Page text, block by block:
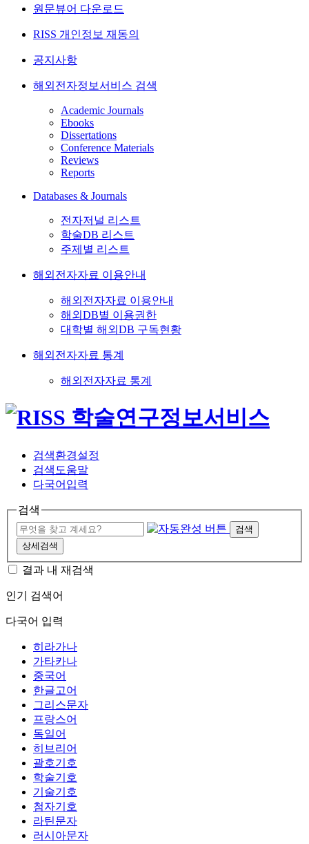
원문뷰어 다운로드
RISS 개인정보 재동의
공지사항
해외전자정보서비스 검색
Academic Journals
Ebooks
Dissertations
Conference Materials
Reviews
Reports
Databases & Journals
전자저널 리스트
학술DB 리스트
주제별 리스트
해외전자자료 이용안내
해외전자자료 이용안내
해외DB별 이용권한
대학별 해외DB 구독현황
해외전자자료 통계
해외전자자료 통계
검색환경설정
검색도움말
다국어입력
검색
검색
상세검색
결과 내 재검색
인기 검색어
다국어 입력
히라가나
가타카나
중국어
한글고어
그리스문자
프랑스어
독일어
히브리어
괄호기호
학술기호
기술기호
첨자기호
라틴문자
러시아문자